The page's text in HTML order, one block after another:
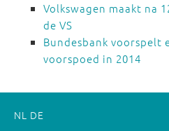
Volkswagen maakt na
de VS
Bundesbank voorspelt
voorspoed in 2014
NL DE